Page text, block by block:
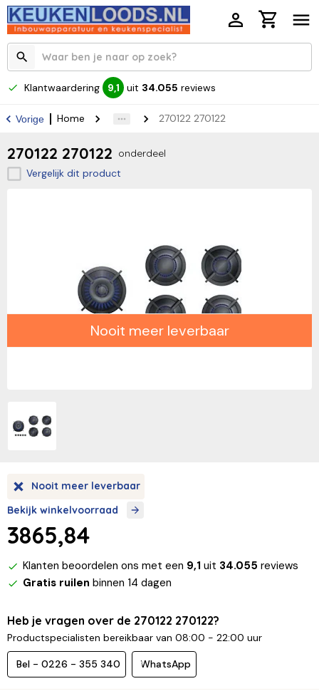
Klantwaardering 9,1 uit 34.055 reviews
Vorige Home 270122 270122
270122 270122 onderdeel
Vergelijk dit product
Nooit meer leverbaar
Nooit meer leverbaar
Bekijk winkelvoorraad
3865,84
Klanten beoordelen ons met een 9,1 uit 34.055 reviews
Gratis ruilen binnen 14 dagen
Heb je vragen over de 270122 270122?
Productspecialisten bereikbaar van 08:00 - 22:00 uur
Bel - 0226 - 355 340 WhatsApp